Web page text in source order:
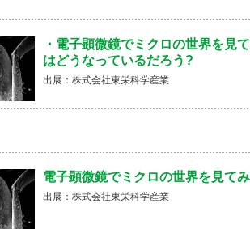
・電子顕微鏡でミクロの世界を
はどうなっているだろう?
出展：株式会社東栄科学産業
電子顕微鏡でミクロの世界を見て
出展：株式会社東栄科学産業